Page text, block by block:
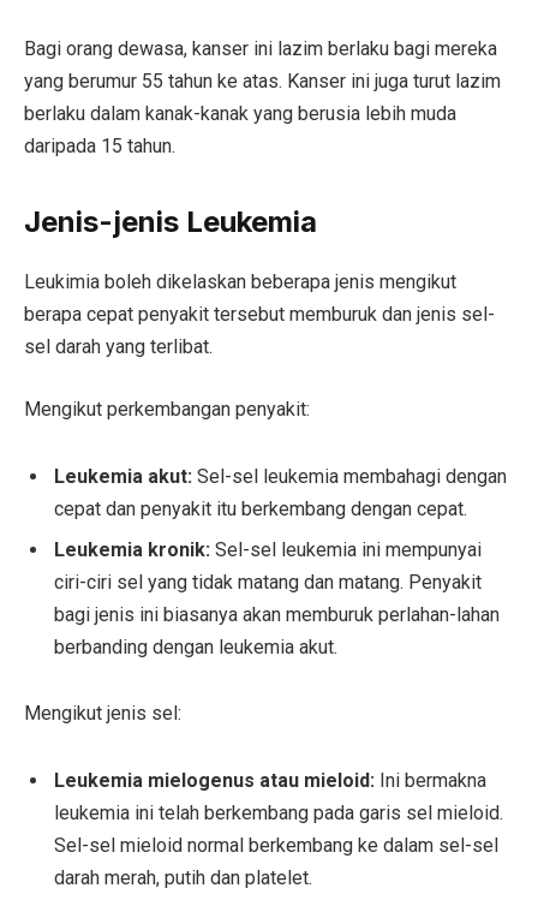
Bagi orang dewasa, kanser ini lazim berlaku bagi mereka
yang berumur 55 tahun ke atas. Kanser ini juga turut lazim
berlaku dalam kanak-kanak yang berusia lebih muda
daripada 15 tahun.
Jenis-jenis Leukemia
Leukimia boleh dikelaskan beberapa jenis mengikut
berapa cepat penyakit tersebut memburuk dan jenis sel-
sel darah yang terlibat.
Mengikut perkembangan penyakit:
Leukemia akut: Sel-sel leukemia membahagi dengan
cepat dan penyakit itu berkembang dengan cepat.
Leukemia kronik: Sel-sel leukemia ini mempunyai
ciri-ciri sel yang tidak matang dan matang. Penyakit
bagi jenis ini biasanya akan memburuk perlahan-lahan
berbanding dengan leukemia akut.
Mengikut jenis sel:
Leukemia mielogenus atau mieloid: Ini bermakna
leukemia ini telah berkembang pada garis sel mieloid.
Sel-sel mieloid normal berkembang ke dalam sel-sel
darah merah, putih dan platelet.